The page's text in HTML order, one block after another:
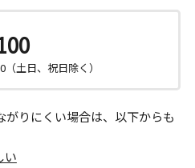
（土日、祝日除く）
がりにくい場合は、以下からも
い